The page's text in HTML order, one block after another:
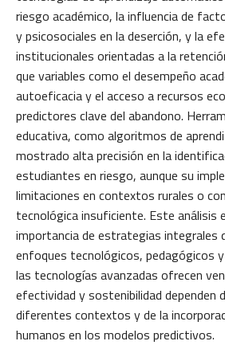
riesgo académico, la influencia de
y psicosociales en la deserción, y la
institucionales orientadas a la
que variables como el desempeño
autoeficacia y el acceso a recursos
predictores clave del abandono.
educativa, como algoritmos de
mostrado alta precisión en la
estudiantes en riesgo, aunque su
limitaciones en contextos rurales o
tecnológica insuficiente. Este análisis
importancia de estrategias integrales
enfoques tecnológicos, pedagógicos
las tecnologías avanzadas ofrecen
efectividad y sostenibilidad dependen
diferentes contextos y de la
humanos en los modelos predictivos.